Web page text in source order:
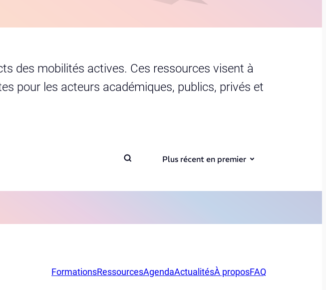
des mobilités actives. Ces ressources visent à
pour les acteurs académiques, publics, privés et
Plus récent en premier
FormationsRessourcesAgendaActualitésÀ proposFAQ